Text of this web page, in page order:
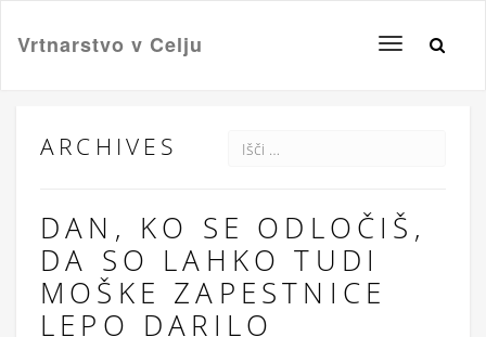
Toggle
Vrtnarstvo v Celju
ARCHIVES
DAN, KO SE ODLOČIŠ,
DA SO LAHKO TUDI
MOŠKE ZAPESTNICE
LEPO DARILO